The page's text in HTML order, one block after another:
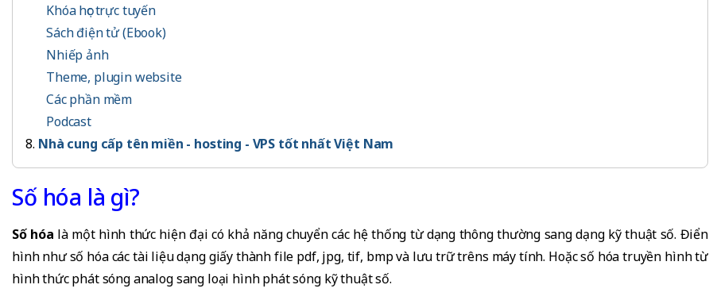
Khóa học trực tuyến
Sách điện tử (Ebook)
Nhiếp ảnh
Theme, plugin website
Các phần mềm
Podcast
Nhà cung cấp tên miền - hosting - VPS tốt nhất Việt Nam
Số hóa là gì?
Số hóa là một hình thức hiện đại có khả năng chuyển các hệ thống từ dạng thông thường sang dạng kỹ thuật số. Điển
hình như số hóa các tài liệu dạng giấy thành file pdf, jpg, tif, bmp và lưu trữ trêns máy tính. Hoặc số hóa truyền hình từ
hình thức phát sóng analog sang loại hình phát sóng kỹ thuật số.